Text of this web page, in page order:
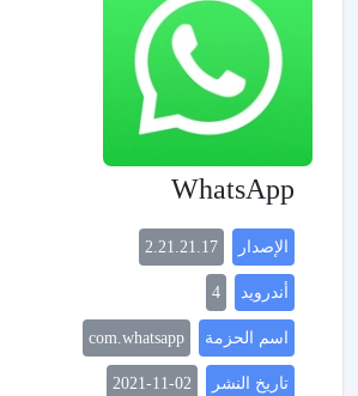
WhatsApp
الإصدار 2.21.21.17
أندرويد 4
اسم الحزمة com.whatsapp
تاريخ النشر 2021-11-02